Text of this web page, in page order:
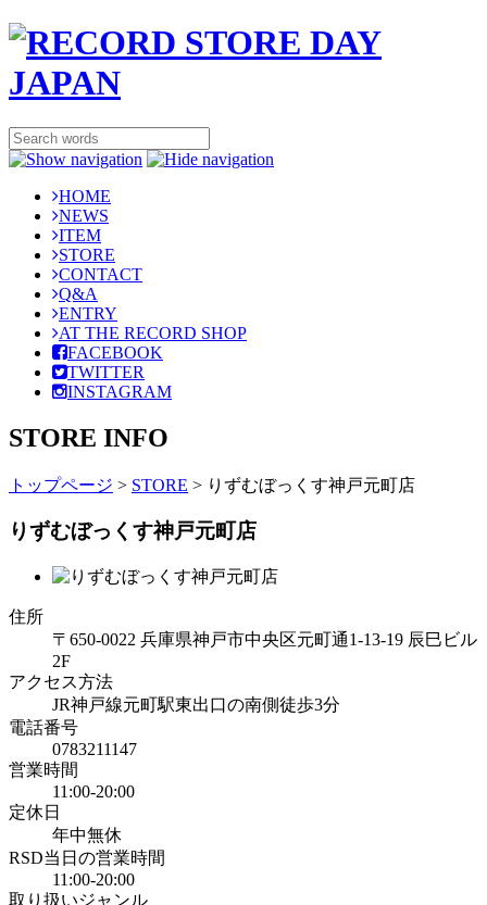
HOME
NEWS
ITEM
STORE
CONTACT
Q&A
ENTRY
AT THE RECORD SHOP
FACEBOOK
TWITTER
INSTAGRAM
STORE INFO
トップページ > STORE > りずむぼっくす神戸元町店
りずむぼっくす神戸元町店
住所
〒650-0022 兵庫県神戸市中央区元町通1-13-19 辰巳ビル
2F
アクセス方法
JR神戸線元町駅東出口の南側徒歩3分
電話番号
0783211147
営業時間
11:00-20:00
定休日
年中無休
RSD当日の営業時間
11:00-20:00
取り扱いジャンル